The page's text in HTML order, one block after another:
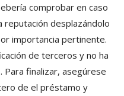
comprobar en caso
desplazándolo
importancia pertinente.
de terceros y no ha
finalizar, asegúrese
de el préstamo y